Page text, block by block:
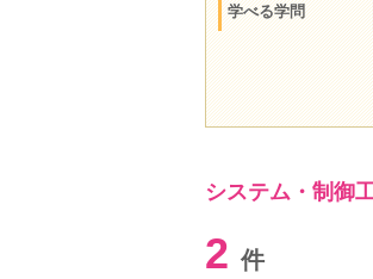
学べる学問
システム・制御
2 件